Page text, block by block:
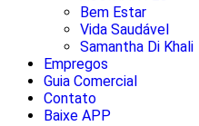
Bem Estar
Vida Saudável
Samantha Di Khali
Empregos
Guia Comercial
Contato
Baixe APP